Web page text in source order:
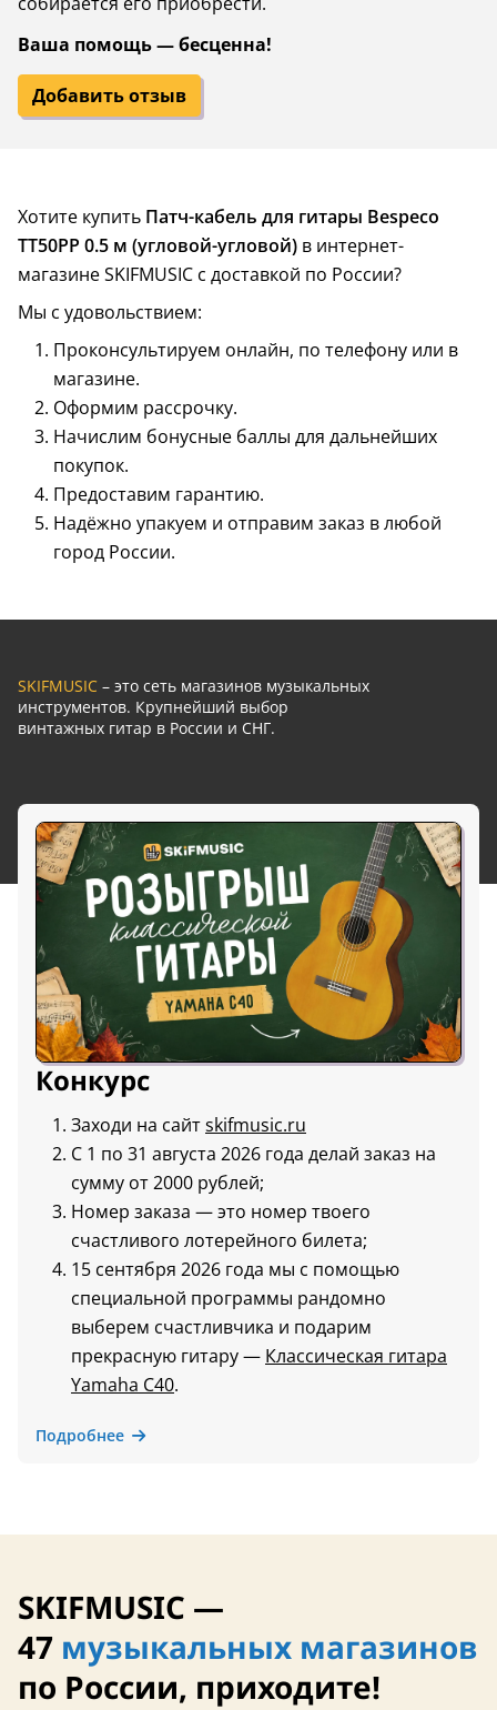
Ваша помощь — бесценна!
Добавить отзыв
Хотите купить Патч-кабель для гитары Bespeco
TT50PP 0.5 м (угловой-угловой) в интернет-
магазине SKIFMUSIC с доставкой по России?
Мы с удовольствием:
Проконсультируем онлайн, по телефону или в
магазине.
Оформим рассрочку.
Начислим бонусные баллы для дальнейших
покупок.
Предоставим гарантию.
Надёжно упакуем и отправим заказ в любой
город России.
SKIFMUSIC – это сеть магазинов музыкальных
инструментов. Крупнейший выбор
винтажных гитар в России и СНГ.
Конкурс
Заходи на сайтskifmusic.ru
С 1 по 31 августа 2026 года делай заказ на
сумму от 2000 рублей;
Номер заказа — это номер твоего
счастливого лотерейного билета;
15 сентября 2026 года мы с помощью
специальной программы рандомно
выберем счастливчика и подарим
прекрасную гитару — Классическая гитара
Yamaha C40.
Подробнее
SKIFMUSIC —
47 музыкальных магазинов
по России, приходите!